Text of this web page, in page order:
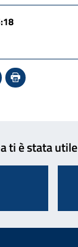
Facebook -
esterno -
Mail: apre il
Stampa
ti è stata